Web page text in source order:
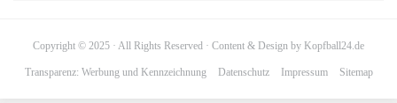
Copyright © 2025 · All Rights Reserved · Content & Design by Kopfball24.de
Transparenz: Werbung und Kennzeichnung Datenschutz Impressum Sitemap